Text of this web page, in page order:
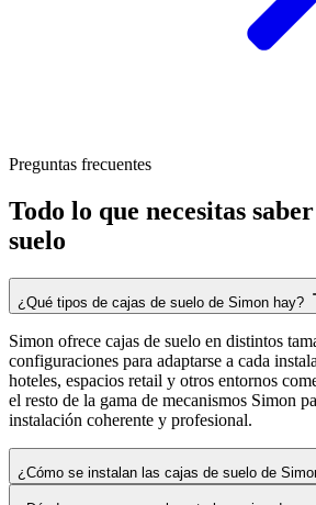
Preguntas frecuentes
Todo lo que necesitas
suelo
¿Qué tipos de cajas de suelo de Simon hay?
Simon ofrece cajas de suelo en distintos
configuraciones para adaptarse a cada
hoteles, espacios retail y otros entornos
el resto de la gama de mecanismos Simon
instalación coherente y profesional.
¿Cómo se instalan las cajas de suelo de